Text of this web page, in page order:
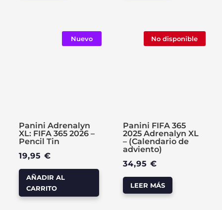
Panini Adrenalyn
XL: FIFA 365 2026 –
Pencil Tin
19,95€
AÑADIR AL
CARRITO
Nuevo
Panini FIFA 365
2025 Adrenalyn XL
– (Calendario de
adviento)
34,95€
LEER MÁS
No disponible